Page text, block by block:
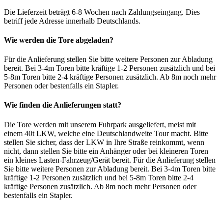
Die Lieferzeit beträgt 6-8 Wochen nach Zahlungseingang. Dies
betriff jede Adresse innerhalb Deutschlands.
Wie werden die Tore abgeladen?
Für die Anlieferung stellen Sie bitte weitere Personen zur Abladung
bereit. Bei 3-4m Toren bitte kräftige 1-2 Personen zusätzlich und bei
5-8m Toren bitte 2-4 kräftige Personen zusätzlich. Ab 8m noch mehr
Personen oder bestenfalls ein Stapler.
Wie finden die Anlieferungen statt?
Die Tore werden mit unserem Fuhrpark ausgeliefert, meist mit
einem 40t LKW, welche eine Deutschlandweite Tour macht. Bitte
stellen Sie sicher, dass der LKW in Ihre Straße reinkommt, wenn
nicht, dann stellen Sie bitte ein Anhänger oder bei kleineren Toren
ein kleines Lasten-Fahrzeug/Gerät bereit. Für die Anlieferung stellen
Sie bitte weitere Personen zur Abladung bereit. Bei 3-4m Toren bitte
kräftige 1-2 Personen zusätzlich und bei 5-8m Toren bitte 2-4
kräftige Personen zusätzlich. Ab 8m noch mehr Personen oder
bestenfalls ein Stapler.